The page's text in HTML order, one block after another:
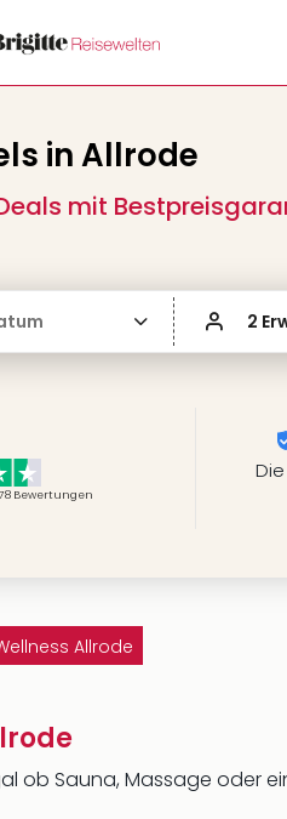
in Allrode
mit
2
Bewertungen
Allrode
ob Sauna, Massage oder